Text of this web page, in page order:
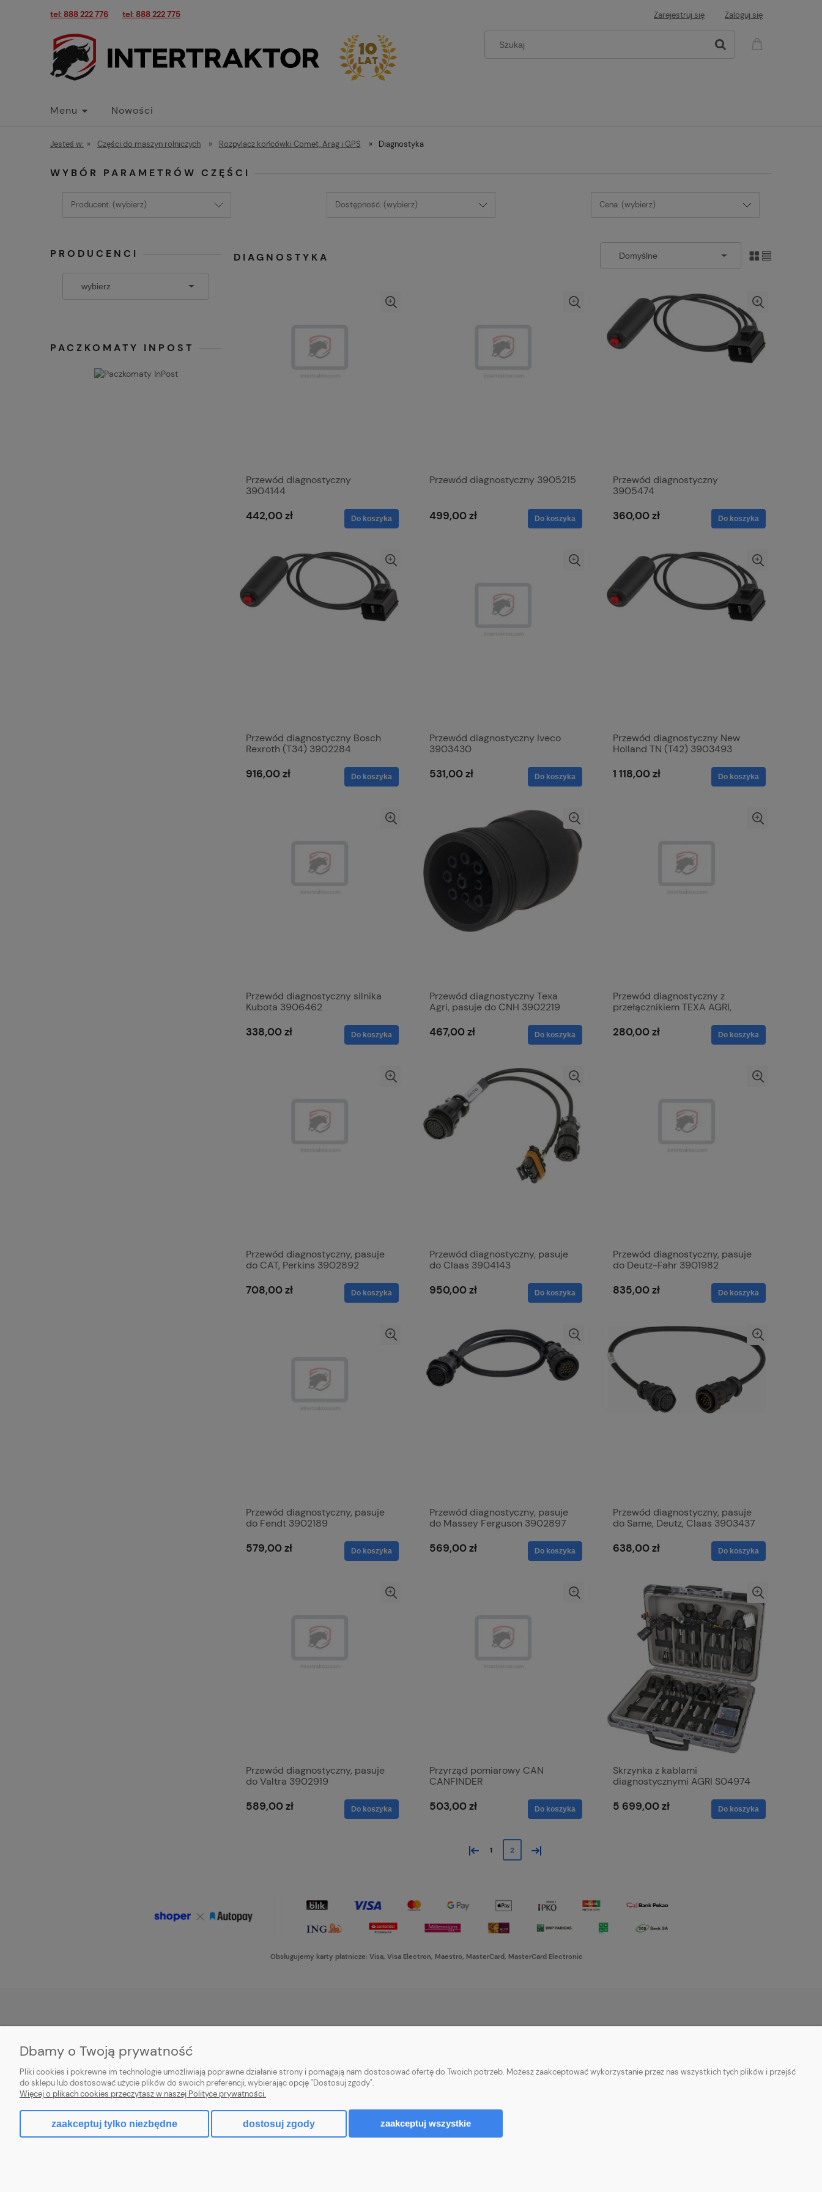
tel: 888 222 776 tel: 888 222 775 Zarejestruj się Zaloguj się
Menu Nowości
Jesteś w: » Części do maszyn rolniczych » Rozpylacz końcówki Comet, Arag i GPS » Diagnostyka
WYBÓR PARAMETRÓW CZĘŚCI
Producent: (wybierz) Dostępność: (wybierz) Cena: (wybierz)
PRODUCENCI
PACZKOMATY INPOST
DIAGNOSTYKA
Przewód diagnostyczny
3904144
442,00 zł Do koszyka
Przewód diagnostyczny 3905215
499,00 zł Do koszyka
Przewód diagnostyczny
3905474
360,00 zł Do koszyka
Przewód diagnostyczny Bosch
Rexroth (T34) 3902284
916,00 zł Do koszyka
Przewód diagnostyczny Iveco
3903430
531,00 zł Do koszyka
Przewód diagnostyczny New
Holland TN (T42) 3903493
1 118,00 zł Do koszyka
Przewód diagnostyczny silnika
Kubota 3906462
338,00 zł Do koszyka
Przewód diagnostyczny Texa
Agri, pasuje do CNH 3902219
467,00 zł Do koszyka
Przewód diagnostyczny z
przełącznikiem TEXA AGRI,
280,00 zł Do koszyka
Przewód diagnostyczny, pasuje
do CAT, Perkins 3902892
708,00 zł Do koszyka
Przewód diagnostyczny, pasuje
do Claas 3904143
950,00 zł Do koszyka
Przewód diagnostyczny, pasuje
do Deutz-Fahr 3901982
835,00 zł Do koszyka
Przewód diagnostyczny, pasuje
do Fendt 3902189
579,00 zł Do koszyka
Przewód diagnostyczny, pasuje
do Massey Ferguson 3902897
569,00 zł Do koszyka
Przewód diagnostyczny, pasuje
do Same, Deutz, Claas 3903437
638,00 zł Do koszyka
Przewód diagnostyczny, pasuje
do Valtra 3902919
589,00 zł Do koszyka
Przyrząd pomiarowy CAN
CANFINDER
503,00 zł Do koszyka
Skrzynka z kablami
diagnostycznymi AGRI S04974
5 699,00 zł Do koszyka
« 1 2 »
Obsługujemy karty płatnicze: Visa, Visa Electron, Maestro, MasterCard, MasterCard Electronic
Zwroty i reklamacje
Aplikacja
Regulamin
Ustawienia konta
Przechowalnia
Czas i koszty dostawy
Polityka prywatności
O firmie
Dbamy o Twoją prywatność
Pliki cookies i pokrewne im technologie umożliwiają poprawne działanie strony i pomagają nam dostosować ofertę do Twoich potrzeb. Możesz zaakceptować wykorzystanie przez nas wszystkich tych plików i przejść
do sklepu lub dostosować użycie plików do swoich preferencji, wybierając opcję "Dostosuj zgody".
Więcej o plikach cookies przeczytasz w naszej Polityce prywatności.
zaakceptuj tylko niezbędne dostosuj zgody zaakceptuj wszystkie